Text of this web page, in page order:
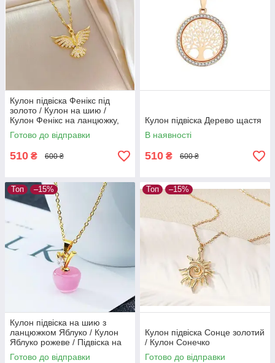
Кулон підвіска Фенікс під
золото / Кулон на шию /
Кулон Фенікс на ланцюжку,
підвіска птах Фенікс, символ
відродження та сили
Готово до відправки
510 ₴ 600 ₴
Кулон підвіска Дерево щастя
В наявності
510 ₴ 600 ₴
Топ –15%
Кулон підвіска на шию з
ланцюжком Яблуко / Кулон
Яблуко рожеве / Підвіска на
шию
Готово до відправки
Топ –15%
Кулон підвіска Сонце золотий
/ Кулон Сонечко
Готово до відправки